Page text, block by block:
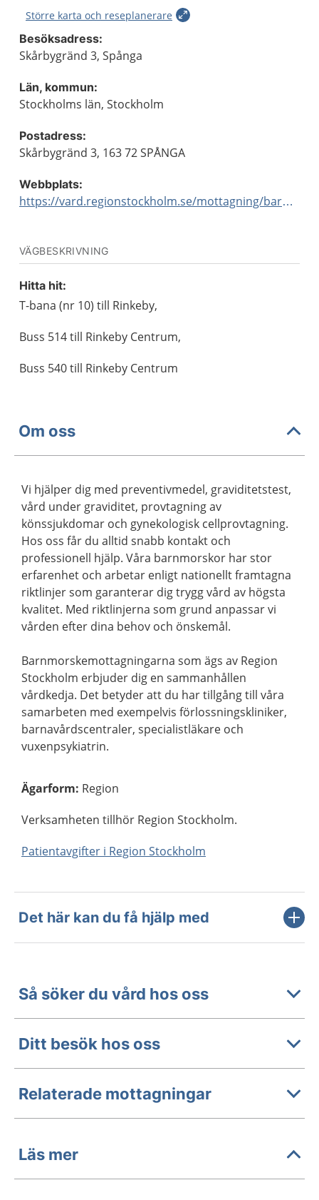
Större karta och reseplanerare
Besöksadress:
Skårbygränd 3, Spånga
Län, kommun:
Stockholms län, Stockholm
Postadress:
Skårbygränd 3, 163 72 SPÅNGA
Webbplats:
https://vard.regionstockholm.se/mottagning/barnmorskemottagningar/
VÄGBESKRIVNING
Hitta hit:
T-bana (nr 10) till Rinkeby,
Buss 514 till Rinkeby Centrum,
Buss 540 till Rinkeby Centrum
Om oss
Vi hjälper dig med preventivmedel, graviditetstest,
vård under graviditet, provtagning av
könssjukdomar och gynekologisk cellprovtagning.
Hos oss får du alltid snabb kontakt och
professionell hjälp. Våra barnmorskor har stor
erfarenhet och arbetar enligt nationellt framtagna
riktlinjer som garanterar dig trygg vård av högsta
kvalitet. Med riktlinjerna som grund anpassar vi
vården efter dina behov och önskemål.
Barnmorskemottagningarna som ägs av Region
Stockholm erbjuder dig en sammanhållen
vårdkedja. Det betyder att du har tillgång till våra
samarbeten med exempelvis förlossningskliniker,
barnavårdscentraler, specialistläkare och
vuxenpsykiatrin.
Ägarform: Region
Verksamheten tillhör Region Stockholm.
Patientavgifter i Region Stockholm
Det här kan du få hjälp med
Så söker du vård hos oss
Ditt besök hos oss
Relaterade mottagningar
Läs mer